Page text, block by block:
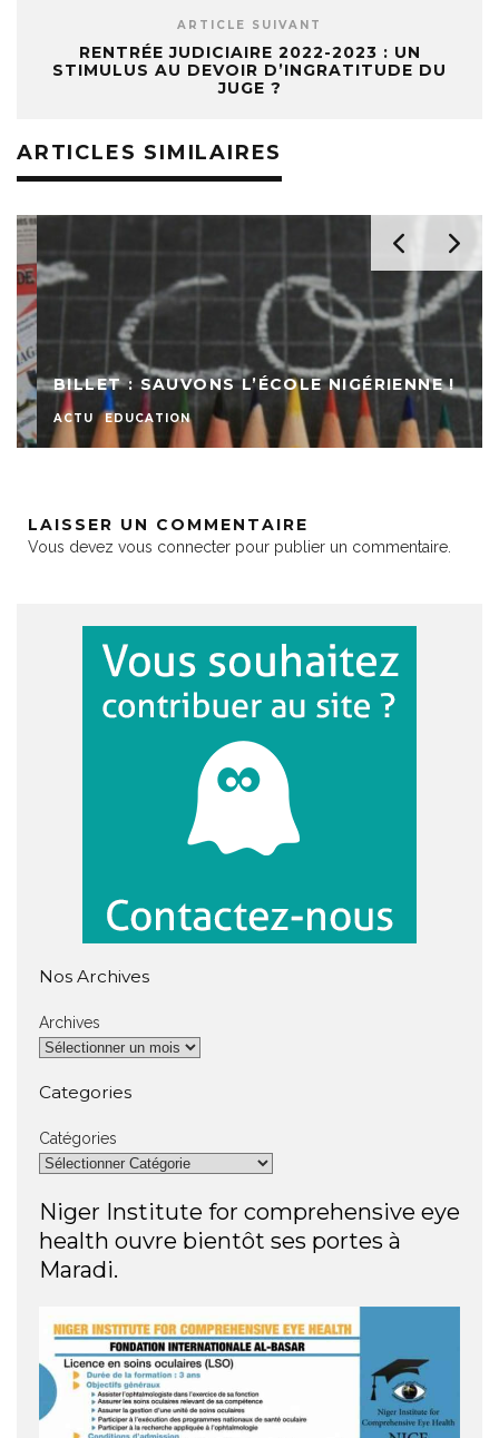
ARTICLE SUIVANT
RENTRÉE JUDICIAIRE 2022-2023 : UN
STIMULUS AU DEVOIR D’INGRATITUDE DU
JUGE ?
ARTICLES SIMILAIRES
BILLET : SAUVONS L’ÉCOLE NIGÉRIENNE !
ACTU EDUCATION
LAISSER UN COMMENTAIRE
Vous devez vous connecter pour publier un commentaire.
Nos Archives
Archives
Categories
Catégories
Niger Institute for comprehensive eye
health ouvre bientôt ses portes à
Maradi.